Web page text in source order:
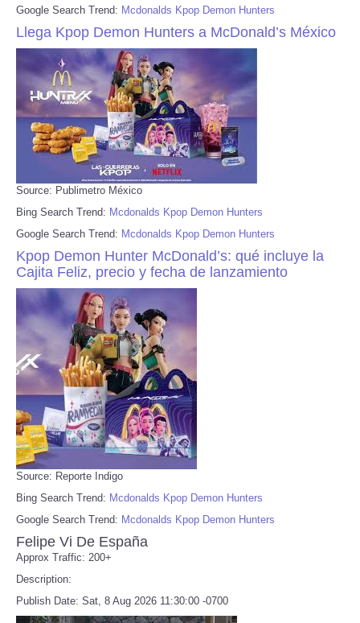
Google Search Trend: Mcdonalds Kpop Demon Hunters
Llega Kpop Demon Hunters a McDonald’s México
Source: Publimetro México
Bing Search Trend: Mcdonalds Kpop Demon Hunters
Google Search Trend: Mcdonalds Kpop Demon Hunters
Kpop Demon Hunter McDonald’s: qué incluye la
Cajita Feliz, precio y fecha de lanzamiento
Source: Reporte Indigo
Bing Search Trend: Mcdonalds Kpop Demon Hunters
Google Search Trend: Mcdonalds Kpop Demon Hunters
Felipe Vi De España
Approx Traffic: 200+
Description:
Publish Date: Sat, 8 Aug 2026 11:30:00 -0700